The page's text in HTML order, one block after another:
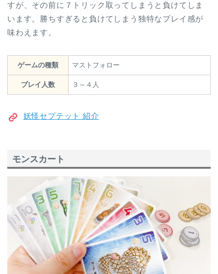
すが、その前に７トリック取ってしまうと負けてしま
います。勝ちすぎると負けてしまう独特なプレイ感が
味わえます。
ゲームの種類 マストフォロー
プレイ人数 ３～４人
妖怪セプテット 紹介
モンスカート